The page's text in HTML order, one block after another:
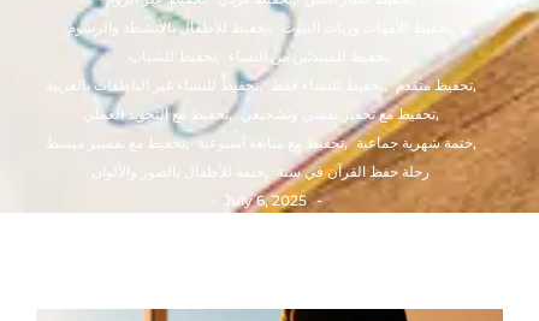
تحفيظ للأطفال بالأنشطة والرسوم, تحفيظ للأمهات وربات البيوت
تحفيظ للشباب, تحفيظ للمبتدئين من النساء
تحفيظ للنساء غير الناطقات بالعربية, تحفيظ للنساء فقط, تحفيظ متقدم,
تحفيظ مع التجويد العملي, تحفيظ مع تحفيز نفسي وتشجيعي,
تحفيظ مع تفسير مبسط, تحفيظ مع متابعة أسبوعية, ختمة شهرية جماعية,
ختمة للأطفال بالصور والألوان, رحلة حفظ القرآن في سنة
- July 6, 2025 -